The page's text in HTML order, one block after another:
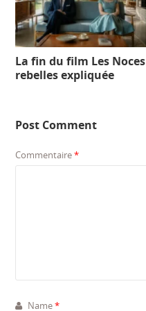
La fin du film Les Noces
rebelles expliquée
Post Comment
Commentaire*
Name*